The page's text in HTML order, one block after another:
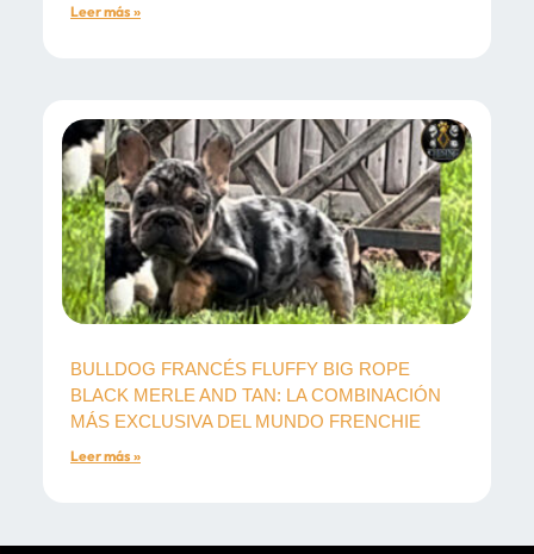
Leer más »
BULLDOG FRANCÉS FLUFFY BIG ROPE
BLACK MERLE AND TAN: LA COMBINACIÓN
MÁS EXCLUSIVA DEL MUNDO FRENCHIE
Leer más »